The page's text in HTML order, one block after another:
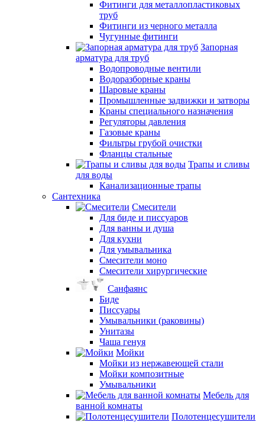
Фитинги для металлопластиковых
труб
Фитинги из черного металла
Чугунные фитинги
Запорная
арматура для труб
Водопроводные вентили
Водоразборные краны
Шаровые краны
Промышленные задвижки и затворы
Краны специального назначения
Регуляторы давления
Газовые краны
Фильтры грубой очистки
Фланцы стальные
Трапы и сливы
для воды
Канализационные трапы
Сантехника
Смесители
Для биде и писсуаров
Для ванны и душа
Для кухни
Для умывальника
Смесители моно
Смесители хирургические
Санфаянс
Биде
Писсуары
Умывальники (раковины)
Унитазы
Чаша генуя
Мойки
Мойки из нержавеющей стали
Мойки композитные
Умывальники
Мебель для
ванной комнаты
Полотенцесушители